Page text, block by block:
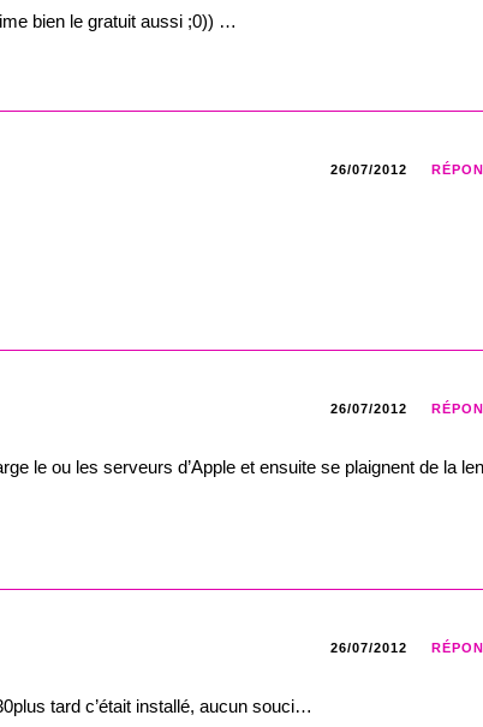
bien le gratuit aussi ;0)) …
26/07/2012
26/07/2012
le ou les serveurs d’Apple et ensuite se plaignent de la
26/07/2012
tard c’était installé, aucun souci…